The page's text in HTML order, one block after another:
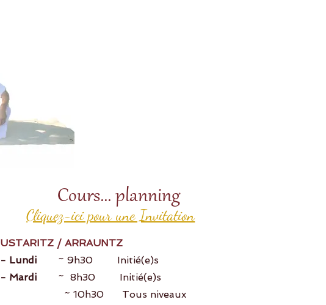
Cours... planning
Cliquez-ici pour une Invitation
USTARITZ / ARRAUNTZ
- Lundi ~ 9h30 Initié(e)s
- Mardi ~ 8h30 Initié(e)s
~ 10h30 Tous niveaux